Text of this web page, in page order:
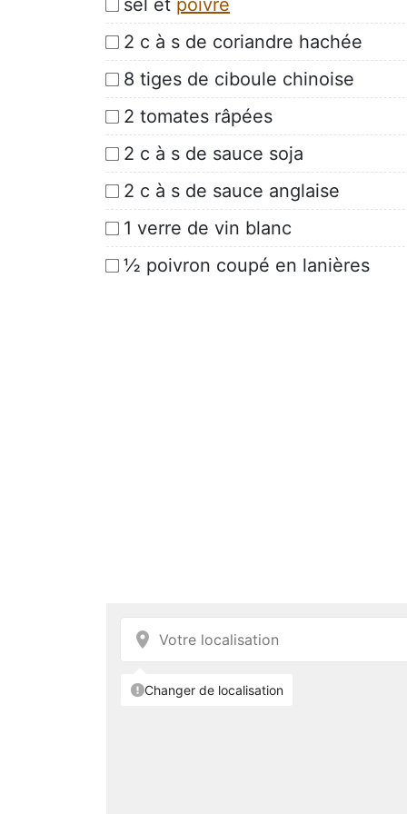
2 c à s de coriandre hachée
8 tiges de ciboule chinoise
2 tomates râpées
2 c à s de sauce soja
2 c à s de sauce anglaise
1 verre de vin blanc
½ poivron coupé en lanières